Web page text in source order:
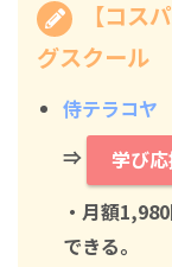
【コス
グスクール
侍テラコヤ
⇒
学び
・月額
できる。